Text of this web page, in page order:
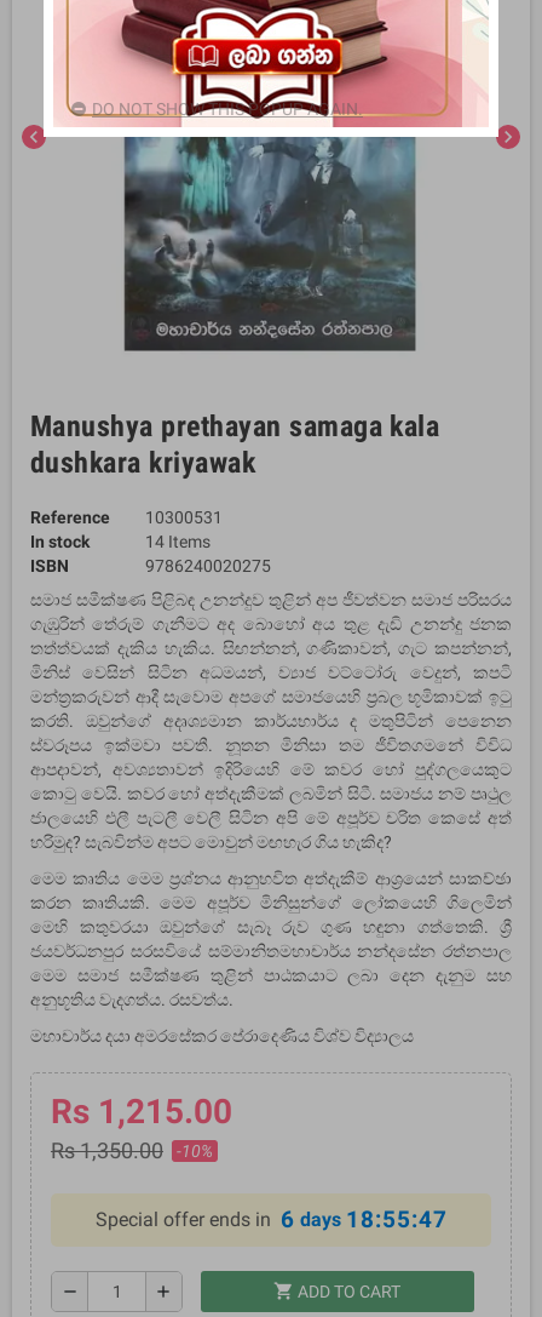
chevron_left chevron_right
Manushya prethayan samaga kala
dushkara kriyawak
Reference
10300531
In stock
14 Items
ISBN
9786240020275
සමාජ සමීක්ෂණ පිළිබඳ උනන්දුව තුළින් අප ජීවත්වන සමාජ පරිසරය
ගැඹුරින් තේරුම් ගැනීමට අද බොහෝ අය තුළ දැඩි උනන්දු ජනක
තත්ත්වයක් දැකිය හැකිය. සිඟන්නන්, ගණිකාවන්, ගැට කපන්නන්,
මිනිස් වෙසින් සිටින අධමයන්, ව්‍යාජ වට්ටෝරු වෙදුන්, කපටි
මන්ත්‍රකරුවන් ආදී සැවොම අපගේ සමාජයෙහි ප්‍රබල භූමිකාවක් ඉටු
කරති. ඔවුන්ගේ අදෘශ්‍යමාන කාර්යභාර්ය ද මතුපිටින් පෙනෙන
ස්වරූපය ඉක්මවා පවතී. නූතන මිනිසා තම ජීවිතගමනේ විවිධ
ආපදාවන්, අවශ්‍යතාවන් ඉදිරියෙහි මේ කවර හෝ පුද්ගලයෙකුට
කොටු වෙයි. කවර හෝ අත්දැකීමක් ලබමින් සිටී. සමාජය නම් පෘථුල
ජාලයෙහි එලී පැටලී වෙලී සිටින අපි මේ අපූර්ව චරිත කෙසේ අත්
හරිමුද? සැබවින්ම අපට මොවුන් මඟහැර ගිය හැකිද?
මෙම කෘතිය මෙම ප්‍රශ්නය ආනුභවිත අත්දැකීම් ආශ්‍රයෙන් සාකච්ඡා
කරන කෘතියකි. මෙම අපූර්ව මිනිසුන්ගේ ලෝකයෙහි ගිලෙමින්
මෙහි කතුවරයා ඔවුන්ගේ සැබෑ රුව ගුණ හඳුනා ගත්තෙකි. ශ්‍රී
ජයවර්ධනපුර සරසවියේ සම්මානිතමහාචාර්ය නන්දසේන රත්නපාල
මෙම සමාජ සමීක්ෂණ තුළින් පාඨකයාට ලබා දෙන දැනුම සහ
අනුභූතිය වැදගත්ය. රසවත්ය.
මහාචාර්ය දයා අමරසේකර පේරාදෙණිය විශ්ව විද්‍යාලය
Rs 1,215.00
Rs 1,350.00 -10%
Special offer ends in 6 days 18:55:46
remove add shopping_cart ADD TO CART
DO NOT SHOW THIS POPUP AGAIN.